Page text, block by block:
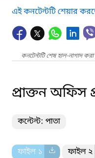
এই কনটেন্টটি শেয়ার
কনটেন্টটি শেষ হাল-নাগাদ
প্রাক্তন অফিস
কন্টেন্ট: পাতা
ফাইল ১ ফাইল ২